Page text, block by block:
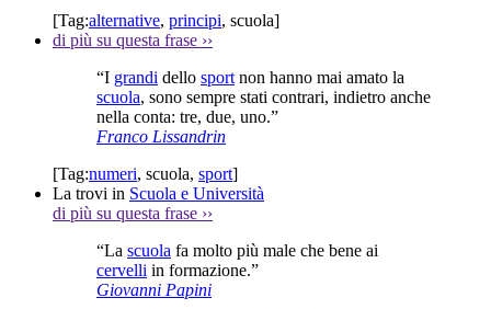
[Tag:alternative, principi, scuola]
di più su questa frase ››
“I grandi dello sport non hanno mai amato la
scuola, sono sempre stati contrari, indietro anche
nella conta: tre, due, uno.”
Franco Lissandrin
[Tag:numeri, scuola, sport]
La trovi in Scuola e Università
di più su questa frase ››
“La scuola fa molto più male che bene ai
cervelli in formazione.”
Giovanni Papini